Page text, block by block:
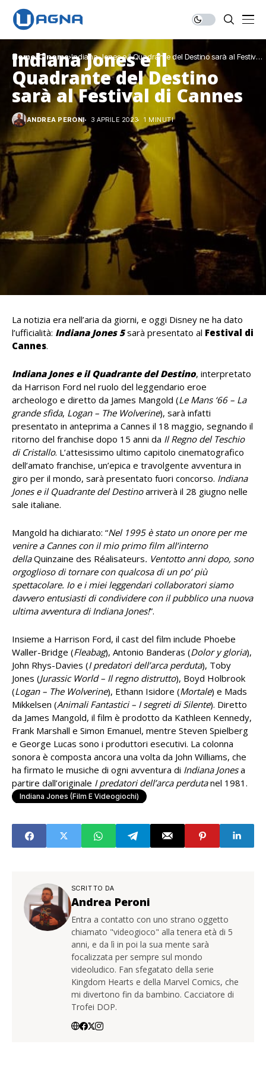
Home Cinema Indiana Jones e il Quadrante del Destino sarà al Festival
di Cannes
Indiana Jones e il
Quadrante del Destino
sarà al Festival di Cannes
ANDREA PERONI 3 APRILE 2023 1 MINUTI
La notizia era nell’aria da giorni, e oggi Disney ne ha dato
l’ufficialità: Indiana Jones 5sarà presentato al Festival di
Cannes.
Indiana Jones e il Quadrante del Destino, interpretato
da Harrison Ford nel ruolo del leggendario eroe
archeologo e diretto da James Mangold (Le Mans ‘66 – La
grande sfida, Logan – The Wolverine), sarà infatti
presentato in anteprima a Cannes il 18 maggio, segnando il
ritorno del franchise dopo 15 anni da Il Regno del Teschio
di Cristallo. L’attesissimo ultimo capitolo cinematografico
dell’amato franchise, un’epica e travolgente avventura in
giro per il mondo, sarà presentato fuori concorso. Indiana
Jones e il Quadrante del Destinoarriverà il 28 giugno nelle
sale italiane.
Mangold ha dichiarato: “Nel 1995 è stato un onore per me
venire a Cannes con il mio primo film all’interno
dellaQuinzaine des Réalisateurs. Ventotto anni dopo, sono
orgoglioso di tornare con qualcosa di un po’ più
spettacolare. Io e i miei leggendari collaboratori siamo
davvero entusiasti di condividere con il pubblico una nuova
ultima avventura di Indiana Jones!”.
Insieme a Harrison Ford, il cast del film include Phoebe
Waller-Bridge (Fleabag), Antonio Banderas (Dolor y gloria),
John Rhys-Davies (I predatori dell’arca perduta), Toby
Jones (Jurassic World – Il regno distrutto), Boyd Holbrook
(Logan – The Wolverine), Ethann Isidore (Mortale) e Mads
Mikkelsen (Animali Fantastici – I segreti di Silente). Diretto
da James Mangold, il film è prodotto da Kathleen Kennedy,
Frank Marshall e Simon Emanuel, mentre Steven Spielberg
e George Lucas sono i produttori esecutivi. La colonna
sonora è composta ancora una volta da John Williams, che
ha firmato le musiche di ogni avventura di Indiana Jonesa
partire dall’originale I predatori dell’arca perdutanel 1981.
Indiana Jones (film E Videogiochi)
SCRITTO DA
Andrea Peroni
Entra a contatto con uno strano oggetto
chiamato "videogioco" alla tenera età di 5
anni, e da lì in poi la sua mente sarà
focalizzata per sempre sul mondo
videoludico. Fan sfegatato della serie
Kingdom Hearts e della Marvel Comics, che
mi divertono fin da bambino. Cacciatore di
Trofei DOP.